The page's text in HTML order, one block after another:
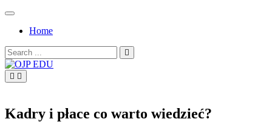
Skip
contentHome
Search
for:
Kadry i płace co warto wiedzieć?